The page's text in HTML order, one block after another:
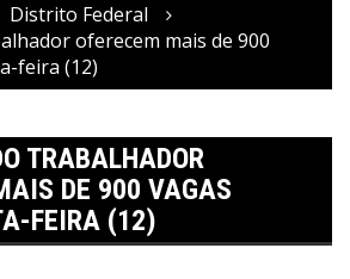
Distrito Federal
oferecem mais de 900
feira (12)
TRABALHADOR
DE 900 VAGAS
FEIRA (12)